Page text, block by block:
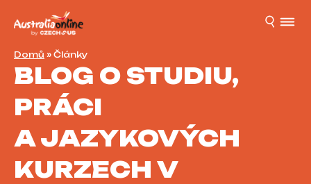
Domů » Články
BLOG O STUDIU,
PRÁCI
A JAZYKOVÝCH
KURZECH V